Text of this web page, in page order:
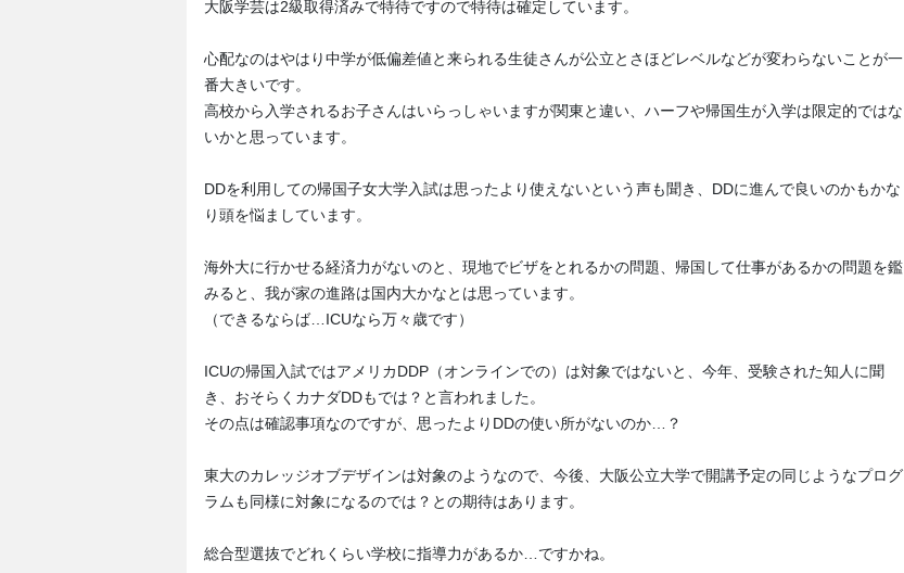
大阪学芸は2級取得済みで特待ですので特待は確定しています。
心配なのはやはり中学が低偏差値と来られる生徒さんが公立とさほどレベルなどが変わらないことが一
番大きいです。
高校から入学されるお子さんはいらっしゃいますが関東と違い、ハーフや帰国生が入学は限定的ではな
いかと思っています。
DDを利用しての帰国子女大学入試は思ったより使えないという声も聞き、DDに進んで良いのかもかな
り頭を悩ましています。
海外大に行かせる経済力がないのと、現地でビザをとれるかの問題、帰国して仕事があるかの問題を鑑
みると、我が家の進路は国内大かなとは思っています。
（できるならば…ICUなら万々歳です）
ICUの帰国入試ではアメリカDDP（オンラインでの）は対象ではないと、今年、受験された知人に聞
き、おそらくカナダDDもでは？と言われました。
その点は確認事項なのですが、思ったよりDDの使い所がないのか…？
東大のカレッジオブデザインは対象のようなので、今後、大阪公立大学で開講予定の同じようなプログ
ラムも同様に対象になるのでは？との期待はあります。
総合型選抜でどれくらい学校に指導力があるか…ですかね。